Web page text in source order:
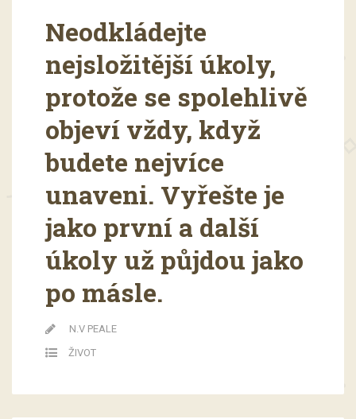
Neodkládejte
nejsložitější úkoly,
protože se spolehlivě
objeví vždy, když
budete nejvíce
unaveni. Vyřešte je
jako první a další
úkoly už půjdou jako
po másle.
N.V PEALE
ŽIVOT